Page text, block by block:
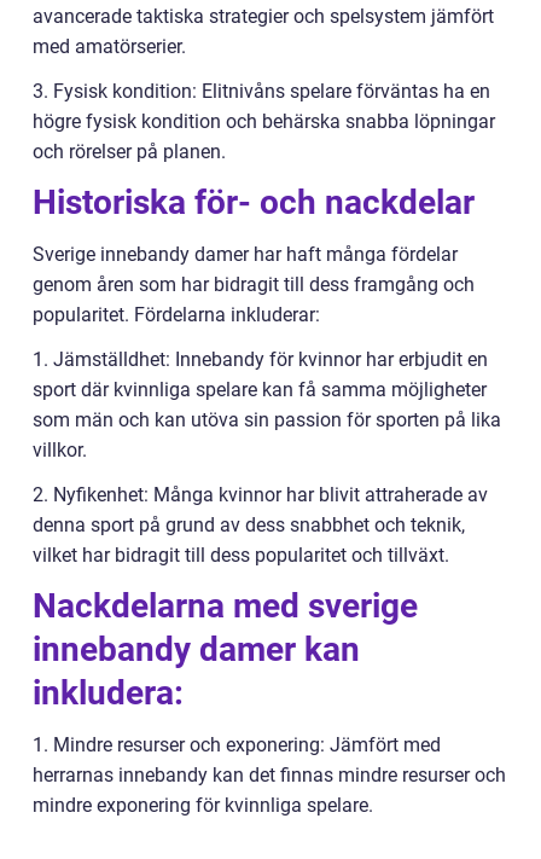
avancerade taktiska strategier och spelsystem jämfört
med amatörserier.
3. Fysisk kondition: Elitnivåns spelare förväntas ha en
högre fysisk kondition och behärska snabba löpningar
och rörelser på planen.
Historiska för- och nackdelar
Sverige innebandy damer har haft många fördelar
genom åren som har bidragit till dess framgång och
popularitet. Fördelarna inkluderar:
1. Jämställdhet: Innebandy för kvinnor har erbjudit en
sport där kvinnliga spelare kan få samma möjligheter
som män och kan utöva sin passion för sporten på lika
villkor.
2. Nyfikenhet: Många kvinnor har blivit attraherade av
denna sport på grund av dess snabbhet och teknik,
vilket har bidragit till dess popularitet och tillväxt.
Nackdelarna med sverige
innebandy damer kan
inkludera:
1. Mindre resurser och exponering: Jämfört med
herrarnas innebandy kan det finnas mindre resurser och
mindre exponering för kvinnliga spelare.